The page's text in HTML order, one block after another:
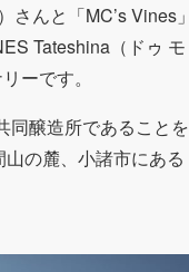
んと「MC’s Vines」
Tateshina（ドゥ モ
ーです。
同醸造所であることを
の麓、小諸市にある